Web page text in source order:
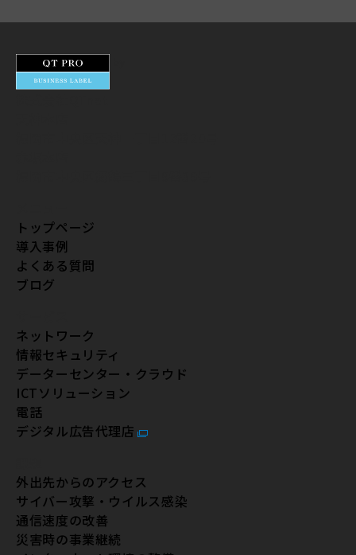
トップページ
導入事例
よくある質問
ブログ
ネットワーク
情報セキュリティ
データーセンター・クラウド
ICTソリューション
電話
デジタル広告代理店
外出先からのアクセス
サイバー攻撃・ウイルス感染
通信速度の改善
災害時の事業継続